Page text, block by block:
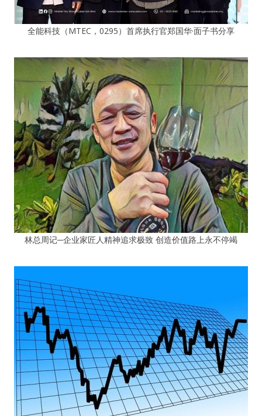
全能科技（MTEC，0295）首席执行官郑国华·面子书分享
林总周记─企业家匠人精神追求极致 创造价值路上永不停竭